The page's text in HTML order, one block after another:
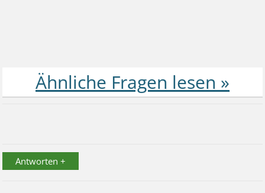
Antworten +